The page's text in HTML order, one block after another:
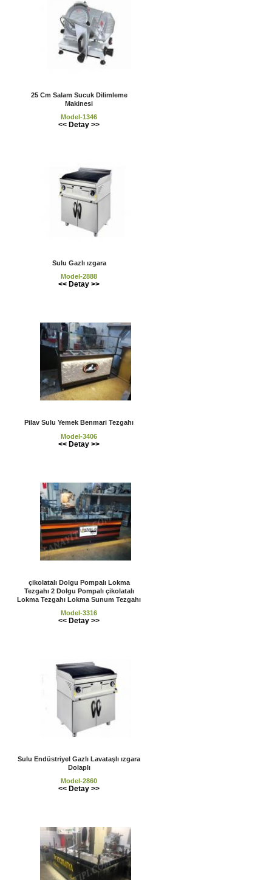
25 Cm Salam Sucuk Dilimleme
Makinesi
Model-1346
<< Detay >>
Sulu Gazlı ızgara
Model-2888
<< Detay >>
Pilav Sulu Yemek Benmari Tezgahı
Model-3406
<< Detay >>
çikolatalı Dolgu Pompalı Lokma
Tezgahı 2 Dolgu Pompalı çikolatalı
Lokma Tezgahı Lokma Sunum Tezgahı
Model-3316
<< Detay >>
Sulu Endüstriyel Gazlı Lavataşlı ızgara
Dolaplı
Model-2860
<< Detay >>